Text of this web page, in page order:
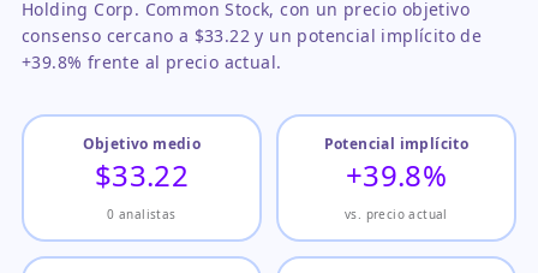
Holding Corp. Common Stock, con un precio objetivo
consenso cercano a $33.22 y un potencial implícito de
+39.8% frente al precio actual.
Objetivo medio
$33.22
0 analistas
Potencial implícito
+39.8%
vs. precio actual